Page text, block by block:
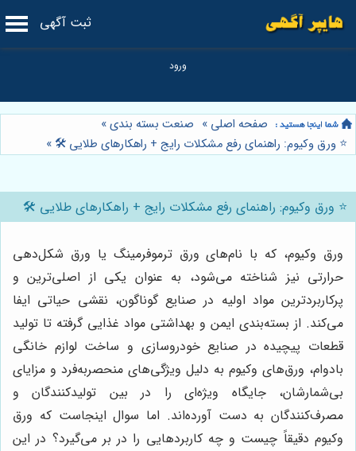
ثبت آگهی
صفحه اصلی » صنعت بسته بندی»
⭐️ ورق وکیوم: راهنمای رفع مشکلات رایج + راهکارهای طلایی 🛠️»
⭐️ ورق وکیوم: راهنمای رفع مشکلات رایج + راهکارهای طلایی 🛠️
ورق وکیوم، که با نام‌های ورق ترموفرمینگ یا ورق شکل‌دهی
حرارتی نیز شناخته می‌شود، به عنوان یکی از اصلی‌ترین و
پرکاربردترین مواد اولیه در صنایع گوناگون، نقشی حیاتی ایفا
می‌کند. از بسته‌بندی ایمن و بهداشتی مواد غذایی گرفته تا تولید
قطعات پیچیده در صنایع خودروسازی و ساخت لوازم خانگی
بادوام، ورق‌های وکیوم به دلیل ویژگی‌های منحصربه‌فرد و مزایای
بی‌شمارشان، جایگاه ویژه‌ای را در بین تولیدکنندگان و
مصرف‌کنندگان به دست آورده‌اند. اما سوال اینجاست که ورق
وکیوم دقیقاً چیست و چه کاربردهایی را در بر می‌گیرد؟ در این